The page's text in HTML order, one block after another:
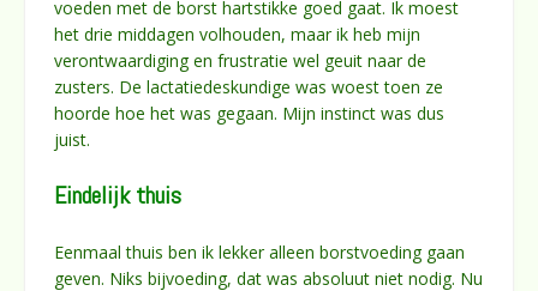
voeden met de borst hartstikke goed gaat. Ik moest
het drie middagen volhouden, maar ik heb mijn
verontwaardiging en frustratie wel geuit naar de
zusters. De lactatiedeskundige was woest toen ze
hoorde hoe het was gegaan. Mijn instinct was dus
juist.
Eindelijk thuis
Eenmaal thuis ben ik lekker alleen borstvoeding gaan
geven. Niks bijvoeding, dat was absoluut niet nodig. Nu